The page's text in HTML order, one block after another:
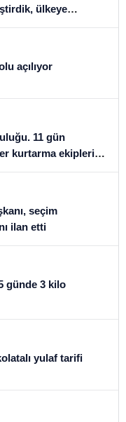
ülkeye
açılıyor
11 gün
kurtarma ekiplerini
seçim
ilan etti
günde 3 kilo
yulaf tarifi